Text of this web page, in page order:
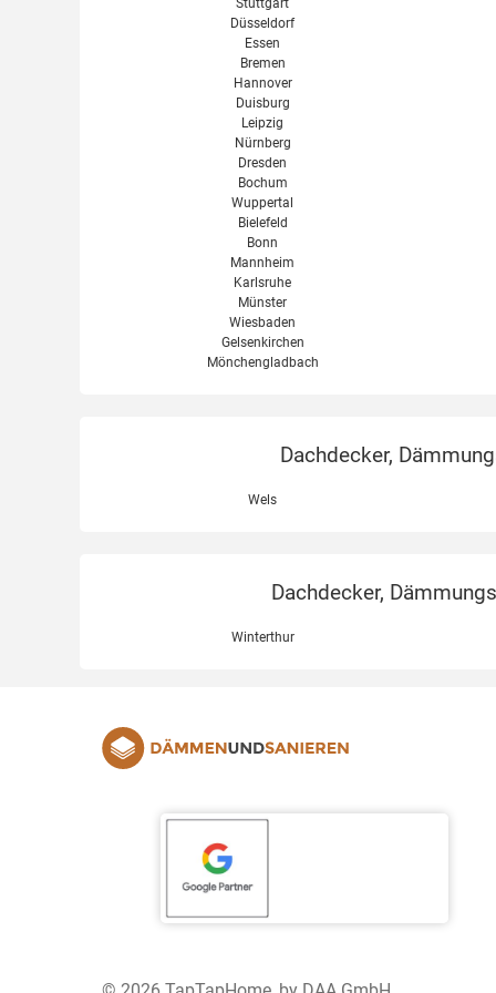
Stuttgart
Düsseldorf
Essen
Bremen
Hannover
Duisburg
Leipzig
Nürnberg
Dresden
Bochum
Wuppertal
Bielefeld
Bonn
Mannheim
Karlsruhe
Münster
Wiesbaden
Gelsenkirchen
Mönchengladbach
Dachdecker,
Wels
Dachdecker,
Winterthur